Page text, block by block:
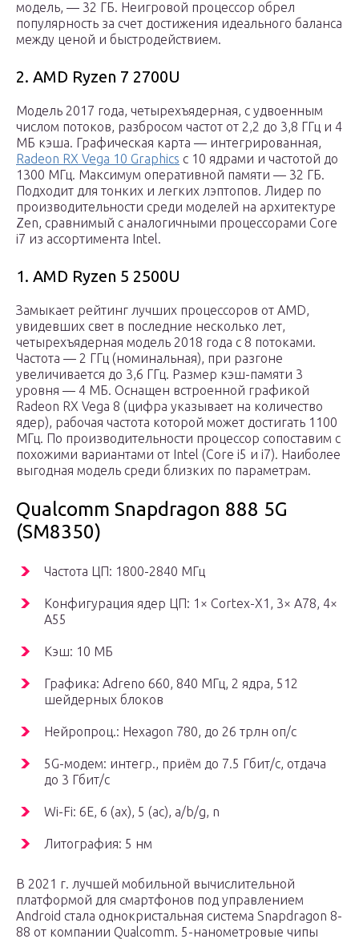
модель, — 32 ГБ. Неигровой процессор обрел
популярность за счет достижения идеального баланса
между ценой и быстродействием.
2. AMD Ryzen 7 2700U
Модель 2017 года, четырехъядерная, с удвоенным
числом потоков, разбросом частот от 2,2 до 3,8 ГГц и 4
МБ кэша. Графическая карта — интегрированная,
Radeon RX Vega 10 Graphics с 10 ядрами и частотой до
1300 МГц. Максимум оперативной памяти — 32 ГБ.
Подходит для тонких и легких лэптопов. Лидер по
производительности среди моделей на архитектуре
Zen, сравнимый с аналогичными процессорами Core
i7 из ассортимента Intel.
1. AMD Ryzen 5 2500U
Замыкает рейтинг лучших процессоров от AMD,
увидевших свет в последние несколько лет,
четырехъядерная модель 2018 года с 8 потоками.
Частота — 2 ГГц (номинальная), при разгоне
увеличивается до 3,6 ГГц. Размер кэш-памяти 3
уровня — 4 МБ. Оснащен встроенной графикой
Radeon RX Vega 8 (цифра указывает на количество
ядер), рабочая частота которой может достигать 1100
МГц. По производительности процессор сопоставим с
похожими вариантами от Intel (Core i5 и i7). Наиболее
выгодная модель среди близких по параметрам.
Qualcomm Snapdragon 888 5G
(SM8350)
Частота ЦП: 1800-2840 МГц
Конфигурация ядер ЦП: 1× Cortex-X1, 3× A78, 4×
A55
Кэш: 10 МБ
Графика: Adreno 660, 840 МГц, 2 ядра, 512
шейдерных блоков
Нейропроц.: Hexagon 780, до 26 трлн оп/с
5G-модем: интегр., приём до 7.5 Гбит/с, отдача
до 3 Гбит/с
Wi-Fi: 6E, 6 (ax), 5 (ac), a/b/g, n
Литография: 5 нм
В 2021 г. лучшей мобильной вычислительной
платформой для смартфонов под управлением
Android стала однокристальная система Snapdragon 8-
88 от компании Qualcomm. 5-нанометровые чипы